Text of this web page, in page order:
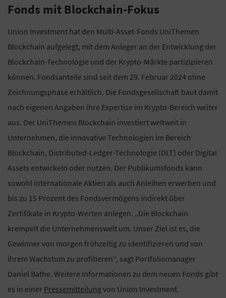
Fonds mit Blockchain-Fokus
Union Investment hat den Multi-Asset-Fonds UniThemen
Blockchain aufgelegt, mit dem Anleger an der Entwicklung der
Blockchain-Technologie und der Krypto-Märkte partizipieren
können. Fondsanteile sind seit dem 29. Februar 2024 ohne
Zeichnungsphase erhältlich. Die Fondsgesellschaft baut damit
nach eigenen Angaben ihre Expertise im Krypto-Bereich weiter
aus. Der UniThemen Blockchain investiert weltweit in
Unternehmen, die innovative Technologien im Bereich
Blockchain, Distributed-Ledger-Technologie (DLT) oder Digital
Assets entwickeln oder nutzen. Der Publikumsfonds kann
sowohl internationale Aktien als auch Anleihen erwerben und
bis zu 15 Prozent des Fondsvermögens indirekt über
Zertifikate in Krypto-Werten anlegen. „Die Blockchain
krempelt die Unternehmenswelt um. Unser Ziel ist es, die
Gewinner von morgen frühzeitig zu identifizieren und von
ihrem Wachstum zu profitieren“, sagt Portfoliomanager
Daniel Bathe. Weitere Informationen zu dem neuen Fonds gibt
es in einer Pressemitteilungvon Union Investment.